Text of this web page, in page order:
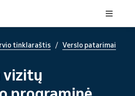
tinklaraštis / Verslo patarimai
vizitų